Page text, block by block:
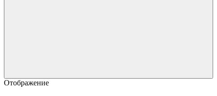
Отображение